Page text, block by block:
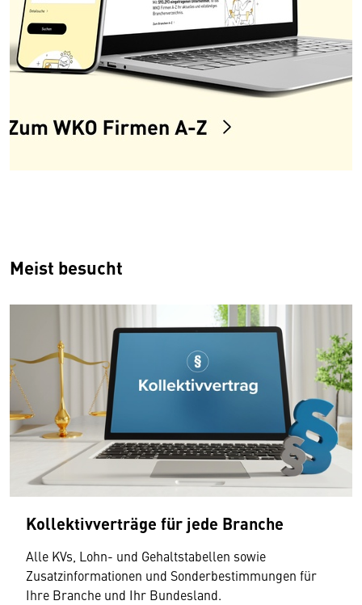
Meist besucht
Kollektivverträge für jede Branche
Alle KVs, Lohn- und Gehaltstabellen sowie
Zusatzinformationen und Sonderbestimmungen für
Ihre Branche und Ihr Bundesland.